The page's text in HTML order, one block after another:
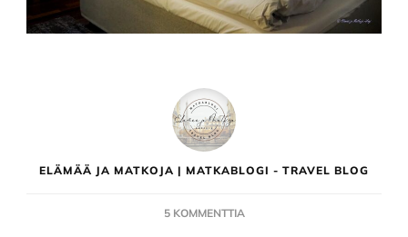
ELÄMÄÄ JA MATKOJA | MATKABLOGI - TRAVEL BLOG
5 KOMMENTTIAARTIKKELIIN